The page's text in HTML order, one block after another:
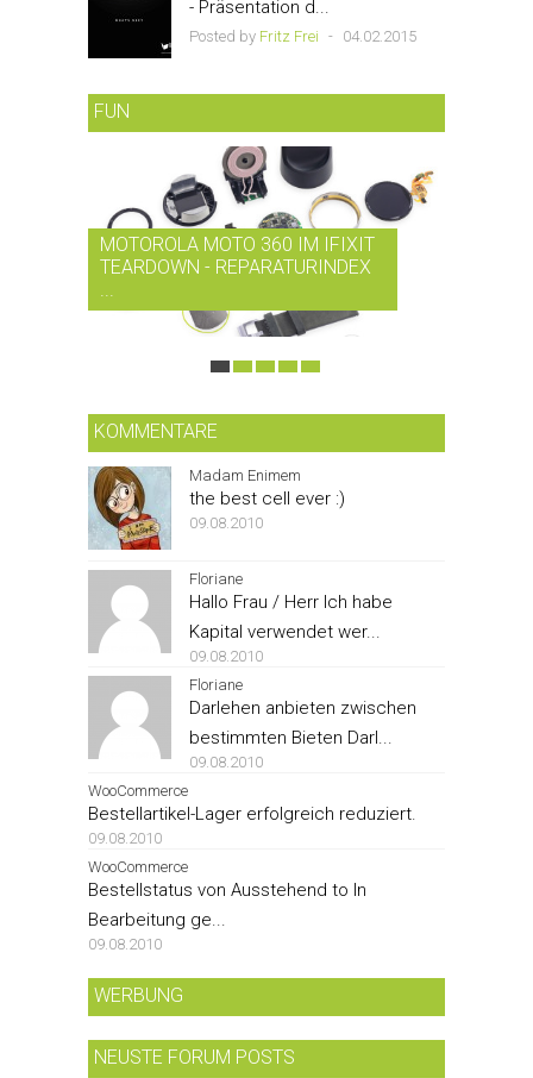
- Präsentation d...
Posted by Fritz Frei - 04.02.2015
FUN
MOTOROLA MOTO 360 IM IFIXIT
TEARDOWN - REPARATURINDEX
KOMMENTARE
Madam Enimem
the best cell ever :)
09.08.2010
Floriane
Hallo Frau / Herr Ich habe
Kapital verwendet wer...
09.08.2010
Floriane
Darlehen anbieten zwischen
bestimmten Bieten Darl...
09.08.2010
WooCommerce
Bestellartikel-Lager erfolgreich reduziert.
09.08.2010
WooCommerce
Bestellstatus von Ausstehend to In
Bearbeitung ge...
09.08.2010
WERBUNG
NEUSTE FORUM POSTS